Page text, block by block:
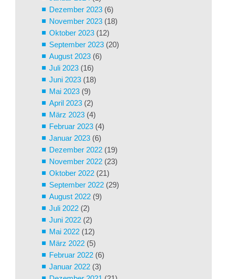
Dezember 2023 (6)
November 2023 (18)
Oktober 2023 (12)
September 2023 (20)
August 2023 (6)
Juli 2023 (16)
Juni 2023 (18)
Mai 2023 (9)
April 2023 (2)
März 2023 (4)
Februar 2023 (4)
Januar 2023 (6)
Dezember 2022 (19)
November 2022 (23)
Oktober 2022 (21)
September 2022 (29)
August 2022 (9)
Juli 2022 (2)
Juni 2022 (2)
Mai 2022 (12)
März 2022 (5)
Februar 2022 (6)
Januar 2022 (3)